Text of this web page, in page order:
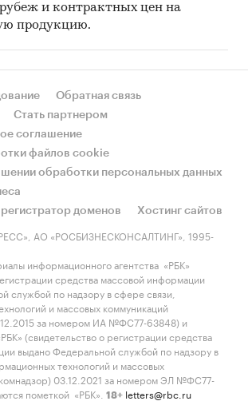
и контрактных цен на
продукцию.
Обратная связь
Стать партнером
соглашение
файлов cookie
обработки персональных данных
доменов
Хостинг сайтов
АО «РОСБИЗНЕСКОНСАЛТИНГ», 1995-
информационного агентства «РБК»
средства массовой информации
службой по надзору в сфере связи,
и массовых коммуникаций
за номером ИА №ФС77-63848) и
(свидетельство о регистрации средства
выдано Федеральной службой по надзору в
технологий и массовых
03.12.2021 за номером ЭЛ №ФС77-
пометкой «РБК».
18+ letters@rbc.ru